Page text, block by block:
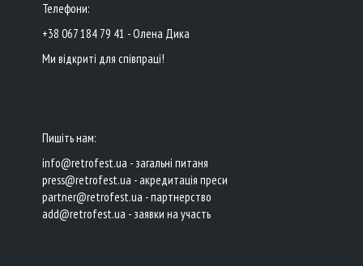
Телефони:
+38 067 184 79 41 - Олена Дика
Ми відкриті для співпраці!
Пишіть нам:
info@retrofest.ua - загальні питаня
press@retrofest.ua - акредитація преси
partner@retrofest.ua - партнерство
add@retrofest.ua - заявки на участь